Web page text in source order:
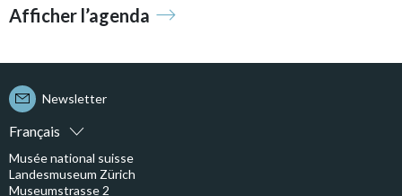
Afficher l’agenda
Français
Newsletter
Musée national suisse
Landesmuseum Zürich
Museumstrasse 2